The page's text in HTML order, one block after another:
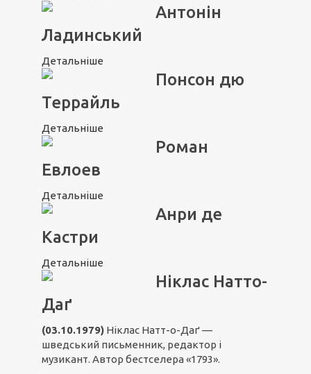
Антонін
Ладинський
Детальніше
Понсон дю
Террайль
Детальніше
Роман
Евлоев
Детальніше
Анри де
Кастри
Детальніше
Ніклас Натто-
Даґ
(03.10.1979) Ніклас Натт-о-Даґ —
шведський письменник, редактор і
музикант. Автор бестселера «1793».